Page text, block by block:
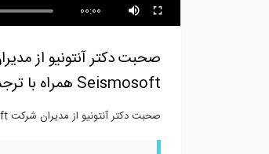
00:00
Seismosoft همراه با ترجمه، بخش اول
صحبت دكتر آنتونيو از مديران شركت Seismosoft در ارتباط با تغييرات ورژن هاي جديد نرم افزار هاي Seismosoft همراه با ترجمه، بخش اول